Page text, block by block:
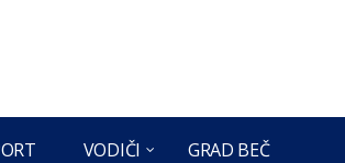
VODIČI GRAD BEČ